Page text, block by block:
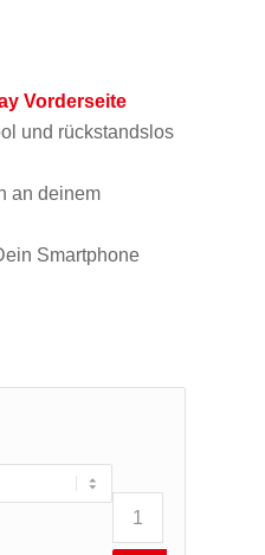
Vorderseite
und rückstandslos
an deinem
Smartphone